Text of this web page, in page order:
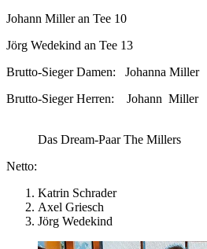
Johann Miller an Tee 10
Jörg Wedekind an Tee 13
Brutto-Sieger Damen: Johanna Miller
Brutto-Sieger Herren: Johann Miller
Das Dream-Paar The Millers
Netto:
Katrin Schrader
Axel Griesch
Jörg Wedekind